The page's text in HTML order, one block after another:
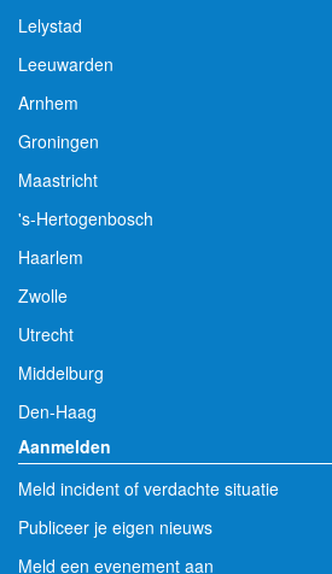
Lelystad
Leeuwarden
Arnhem
Groningen
Maastricht
's-Hertogenbosch
Haarlem
Zwolle
Utrecht
Middelburg
Den-Haag
Aanmelden
Meld incident of verdachte situatie
Publiceer je eigen nieuws
Meld een evenement aan